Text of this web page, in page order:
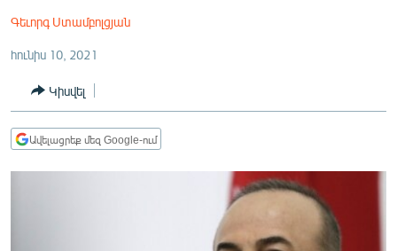
ՏՆՏԵՍՈՒԹՅՈՒՆ
ՂԱՐԱԲԱՂ
Գեւորգ Ստամբոլցյան
հունիս 10, 2021
Կիսվել
Ավելացրեք մեզ Google-ում